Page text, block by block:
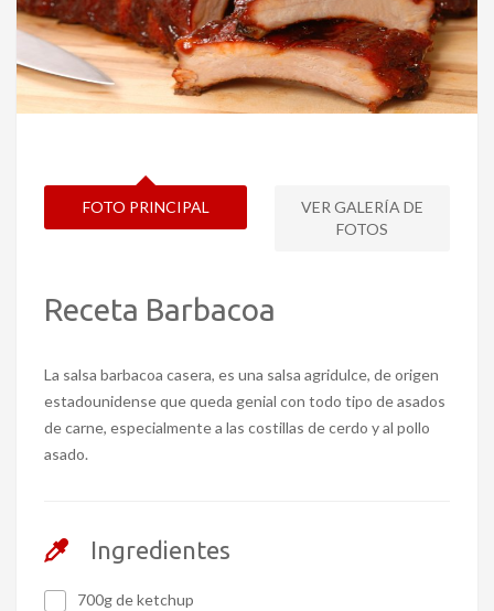
FOTO PRINCIPAL
VER GALERÍA DE
FOTOS
Receta Barbacoa
La salsa barbacoa casera, es una salsa agridulce, de origen
estadounidense que queda genial con todo tipo de asados
de carne, especialmente a las costillas de cerdo y al pollo
asado.
Ingredientes
700g de ketchup